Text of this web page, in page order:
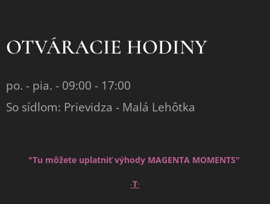
OTVÁRACIE HODINY
po. - pia. - 09:00 - 17:00
So sídlom: Prievidza - Malá Lehôtka
"Tu môžete uplatniť výhody MAGENTA MOMENTS"
∙T∙